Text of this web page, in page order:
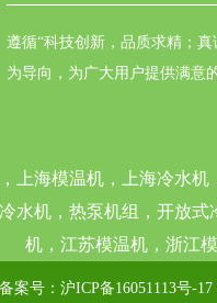
遵循“科技创新，品质求精；
为导向，为广大用户提供满意
海模温机，上海冷水
机，热泵机组，开放
机，江苏模温机，浙江
案号： 沪ICP备16051113号-17